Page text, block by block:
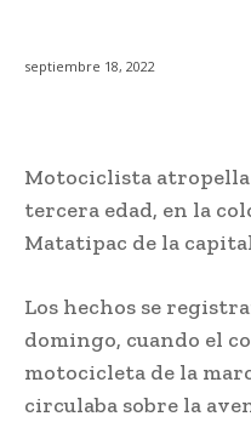
septiembre 18, 2022
Motociclista atropella
tercera edad, en la
Matatipac de la
Los hechos se
domingo, cuando el
motocicleta de la
circulaba sobre la